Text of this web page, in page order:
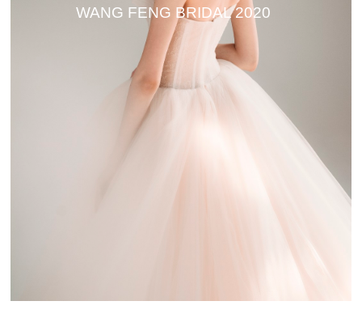
WANG FENG BRIDAL 2020